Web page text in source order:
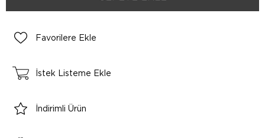
Favorilere Ekle
İstek Listeme Ekle
İndirimli Ürün